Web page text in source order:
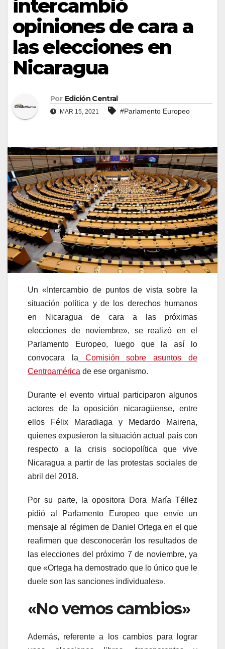
intercambió
opiniones de cara a
las elecciones en
Nicaragua
Por Edición Central
MAR 15, 2021 #Parlamento Europeo
Un «Intercambio de puntos de vista sobre la
situación política y de los derechos humanos
en Nicaragua de cara a las próximas
elecciones de noviembre», se realizó en el
Parlamento Europeo, luego que la así lo
convocara la Comisión sobre asuntos de
Centroamérica de ese organismo.
Durante el evento virtual participaron algunos
actores de la oposición nicaragüense, entre
ellos Félix Maradiaga y Medardo Mairena,
quienes expusieron la situación actual país con
respecto a la crisis sociopolítica que vive
Nicaragua a partir de las protestas sociales de
abril del 2018.
Por su parte, la opositora Dora María Téllez
pidió al Parlamento Europeo que envíe un
mensaje al régimen de Daniel Ortega en el que
reafirmen que desconocerán los resultados de
las elecciones del próximo 7 de noviembre, ya
que «Ortega ha demostrado que lo único que le
duele son las sanciones individuales».
«No vemos cambios»
Además, referente a los cambios para lograr